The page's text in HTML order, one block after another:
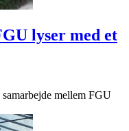
lyser med et
mellem FGU